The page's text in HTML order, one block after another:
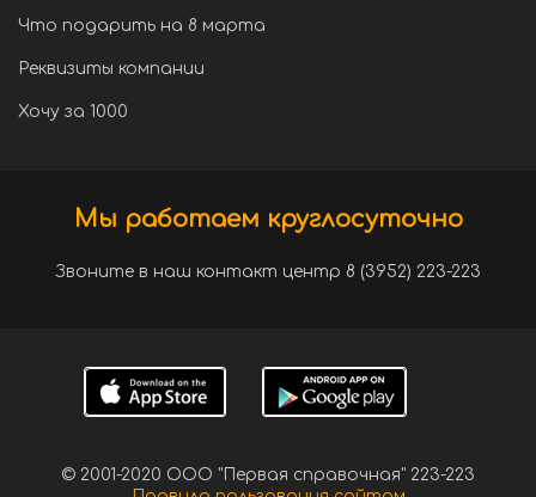
Что подарить на 8 марта
Реквизиты компании
Хочу за 1000
Мы работаем круглосуточно
Звоните в наш контакт центр 8 (3952) 223-223
© 2001-2020 ООО "Первая справочная" 223-223